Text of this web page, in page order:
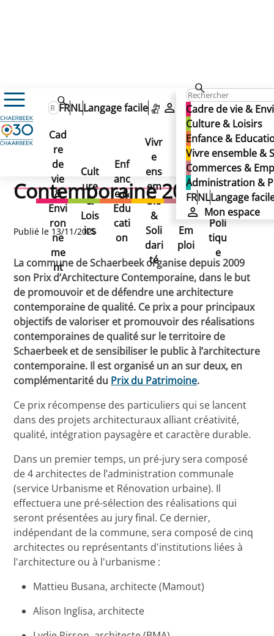
Cadre de vie &
Culture & Loisirs
Enfance &
Vivre ensemble &
Commerces &
Administration &
FRNLLangage
Mon espace
FRNLLangage facile
Mon espace
Cad
re
de
vie
&
Envi
ron
ne
me
nt
Cult
ure
&
Lois
irs
Enf
anc
e &
Edu
cati
on
Vivr
e
ens
em
ble
&
Soli
dari
té
Co
mm
erc
es
&
Em
ploi
Ad
min
istr
atio
n &
Poli
tiqu
e
Actualités
Participez au Prix d’Architecture Contemporaine 2025
Participez au Prix
d’Architecture
Contemporaine 2025
Participez au Prix
d’Architecture
Contemporaine 2025
Publié le 13/11/2025
La commune de Schaerbeek organise depuis 2009
son Prix d’Architecture Contemporaine, dans le but
de promouvoir et de défendre une architecture
contemporaine de qualité. Ce prix a pour principaux
objectifs de valoriser et promouvoir des réalisations
contemporaines de qualité sur le territoire de
Schaerbeek et de sensibiliser le public à l’architecture
contemporaine. Il est organisé un an sur deux, en
complémentarité du Prix du Patrimoine.
Ce prix récompense des particuliers qui se lancent
dans des projets architecturaux alliant créativité,
qualité, intégration paysagère et caractère durable.
Dans un premier temps, un pré-jury sera composé
de 4 architectes de l’administration communale
(service Urbanisme et Rénovation urbaine). Il
effectuera une pré-sélection des réalisations qui
seront présentées au jury final. Ce dernier,
indépendant de la commune, sera composé de cinq
architectes ou représentants d'institutions liées à
l'architecture ou à l'urbanisme :
Mattieu Busana, architecte (Mamout)
Alison Inglisa, architecte